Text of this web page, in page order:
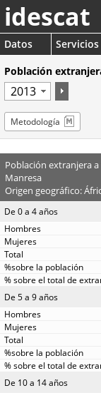
idescat
Datos Servicios
Población
Metodología
Población extranjera
Manresa
Origen geográfico:
De 0 a 4 años
De 5 a 9 años
De 10 a 14 años